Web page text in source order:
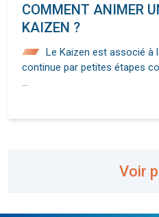
COMMENT ANIMER
KAIZEN ?
Le Kaizen est associé à
continue par petites étapes
Voir